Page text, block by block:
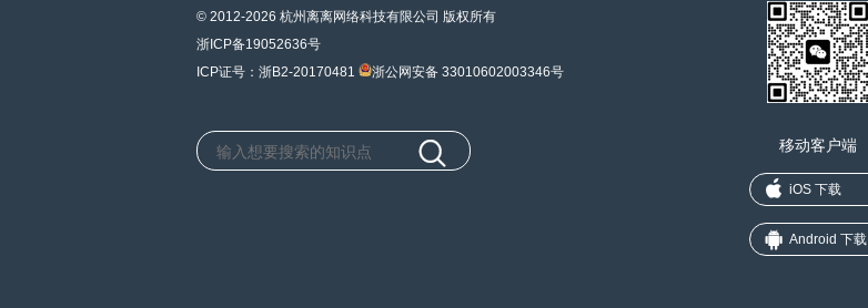
© 2012-2026 杭州离离网络科技有限公司 版权所有
浙ICP备19052636号
ICP证号：浙B2-20170481
浙公网安备 33010602003346号
移动客户端
iOS 下载
Android 下载